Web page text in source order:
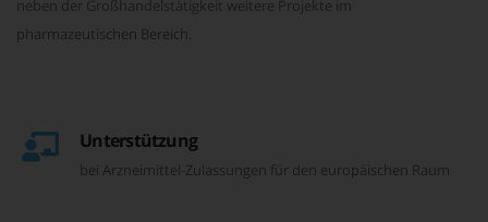
neben der Großhandelstätigkeit weitere Projekte im
pharmazeutischen Bereich.
Unterstützung
bei Arzneimittel-Zulassungen für den europäischen Raum